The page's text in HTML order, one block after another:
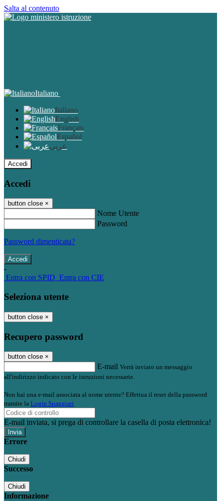
Salta al contenuto
Italiano
Italiano
English
Français
Español
عربى
Accedi
Accedi
button close ×
Nome Utente
Password
Password dimenticata?
-
Entra con SPID Entra con CIE
Seleziona utente
button close ×
Recupero password
button close ×
E-mail Verrà inviato un messaggio
all'indirizzo indicato con le istruzioni necessarie.
Non hai una e-mail associata al nome utente? Effettua il reset della password
tramite la Login Spaggiari
E-mail inviata, si prega di controllare la casella di posta elettronica!
Errore
Chiudi
Successo
Chiudi
Informazione